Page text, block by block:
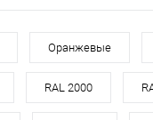
Диаметр, мм
Материал
оцинкованная
Оранжевые
RAL 2000